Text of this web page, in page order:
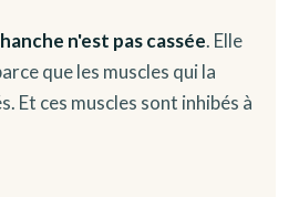
n'est pas cassée. Elle
que les muscles qui la
Et ces muscles sont inhibés à